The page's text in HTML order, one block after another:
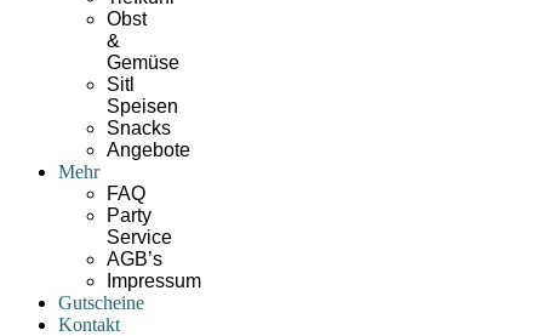
Obst
&
Gemüse
Sitl
Speisen
Snacks
Angebote
Mehr
FAQ
Party
Service
AGB’s
Impressum
Gutscheine
Kontakt